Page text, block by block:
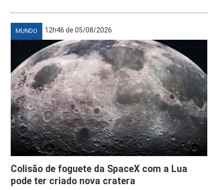
MUNDO 12h46 de 05/08/2026
Colisão de foguete da SpaceX com a Lua
pode ter criado nova cratera